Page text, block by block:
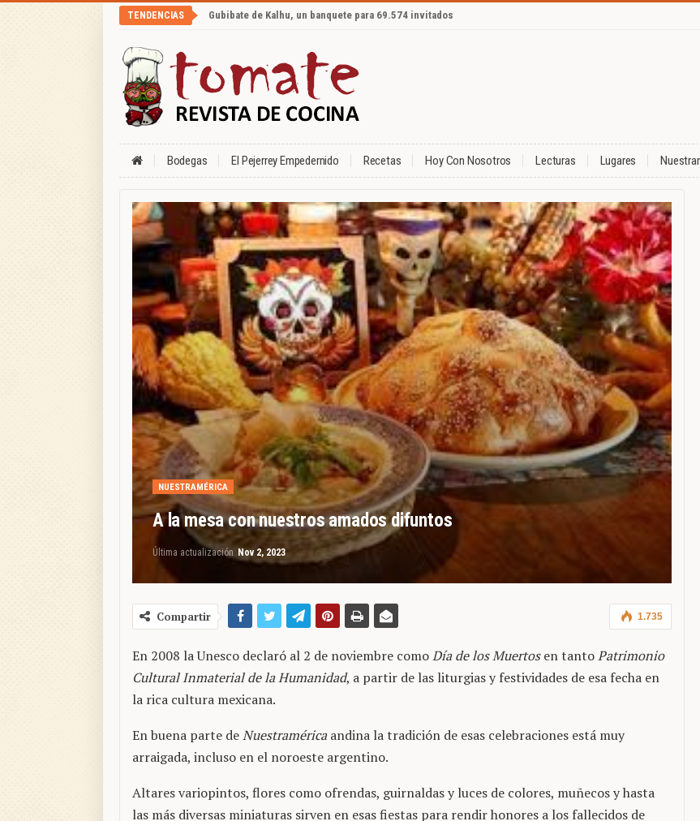
TENDENCIAS Gubibate de Kalhu, un banquete para 69.574 invitados
Bodegas El Pejerrey Empedernido Recetas Hoy Con Nosotros Lecturas Lugares
NUESTRAMÉRICA
A la mesa con nuestros amados difuntos
Última actualización Nov 2, 2023
1.735
Compartir
En 2008 la Unesco declaró al 2 de noviembre comoDía de los Muertosen tantoPatrimonio
Cultural Inmaterial de la Humanidad, a partir de las liturgias y festividades de esa fecha en
la rica cultura mexicana.
En buena parte deNuestraméricaandina la tradición de esas celebraciones está muy
arraigada, incluso en el noroeste argentino.
Altares variopintos, flores como ofrendas, guirnaldas y luces de colores, muñecos y hasta
las más diversas miniaturas sirven en esas fiestas para rendir honores a los fallecidos de